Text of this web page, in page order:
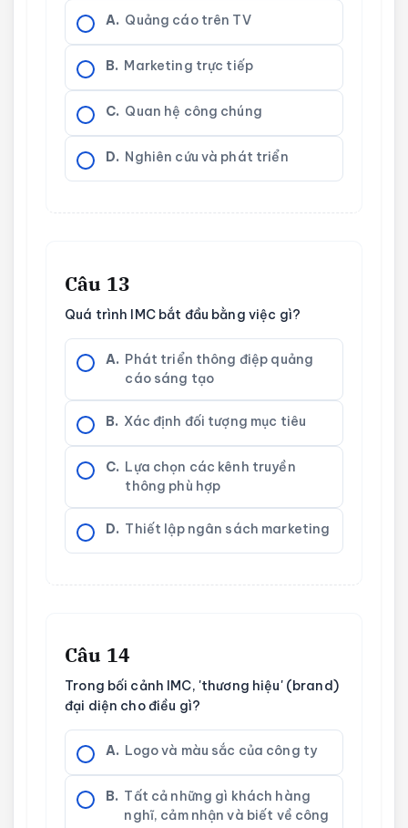
A. Quảng cáo trên TV
B. Marketing trực tiếp
C. Quan hệ công chúng
D. Nghiên cứu và phát triển
Câu 13
Quá trình IMC bắt đầu bằng việc gì?
A. Phát triển thông điệp quảng
cáo sáng tạo
B. Xác định đối tượng mục tiêu
C. Lựa chọn các kênh truyền
thông phù hợp
D. Thiết lập ngân sách marketing
Câu 14
Trong bối cảnh IMC, 'thương hiệu' (brand)
đại diện cho điều gì?
A. Logo và màu sắc của công ty
B. Tất cả những gì khách hàng
nghĩ, cảm nhận và biết về công